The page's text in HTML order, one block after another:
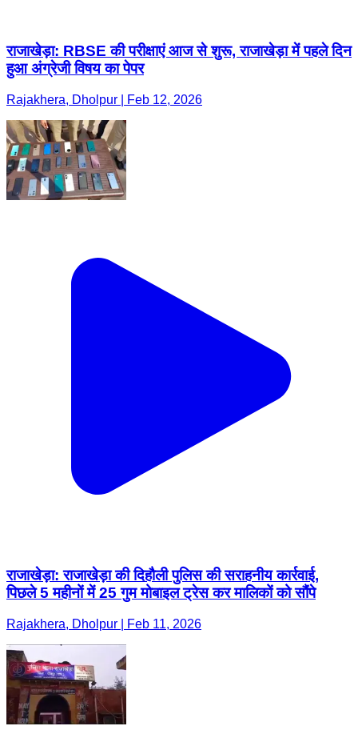
राजाखेड़ा: RBSE की परीक्षाएं आज से शुरू, राजाखेड़ा में पहले दिन
हुआ अंग्रेजी विषय का पेपर
Rajakhera, Dholpur | Feb 12, 2026
राजाखेड़ा: राजाखेड़ा की दिहौली पुलिस की सराहनीय कार्रवाई,
पिछले 5 महीनों में 25 गुम मोबाइल ट्रेस कर मालिकों को सौंपे
Rajakhera, Dholpur | Feb 11, 2026